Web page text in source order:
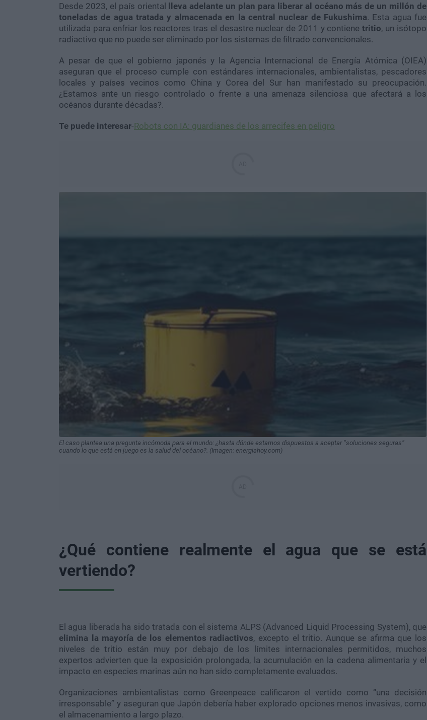
Desde 2023, el país oriental lleva adelante un plan para liberar al océano más de un millón de
toneladas de agua tratada y almacenada en la central nuclear de Fukushima. Esta agua fue
utilizada para enfriar los reactores tras el desastre nuclear de 2011 y contienetritio, un isótopo
radiactivo que no puede ser eliminado por los sistemas de filtrado convencionales.
A pesar de que el gobierno japonés y la Agencia Internacional de Energía Atómica (OIEA)
aseguran que el proceso cumple con estándares internacionales, ambientalistas, pescadores
locales y países vecinos como China y Corea del Sur han manifestado su preocupación.
¿Estamos ante un riesgo controlado o frente a una amenaza silenciosa que afectará a los
océanos durante décadas?.
Te puede interesar-Robots con IA: guardianes de los arrecifes en peligro
El caso plantea una pregunta incómoda para el mundo: ¿hasta dónde estamos dispuestos a aceptar “soluciones seguras”
cuando lo que está en juego es la salud del océano?. (Imagen: energiahoy.com)
¿Qué contiene realmente el agua que se está
vertiendo?
El agua liberada ha sido tratada con el sistema ALPS (Advanced Liquid Processing System), que
elimina la mayoría de los elementos radiactivos, excepto el tritio. Aunque se afirma que los
niveles de tritio están muy por debajo de los límites internacionales permitidos, muchos
expertos advierten que la exposición prolongada, la acumulación en la cadena alimentaria y el
impacto en especies marinas aún no han sido completamente evaluados.
Organizaciones ambientalistas como Greenpeace calificaron el vertido como “una decisión
irresponsable” y aseguran que Japón debería haber explorado opciones menos invasivas, como
el almacenamiento a largo plazo.